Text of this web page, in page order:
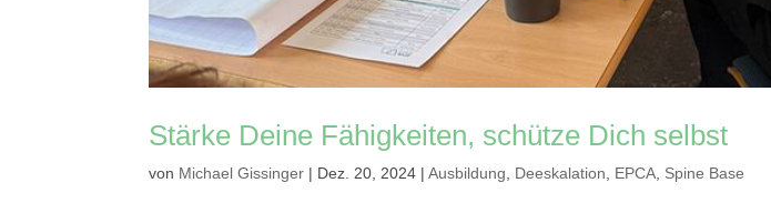
Stärke Deine Fähigkeiten, schütze Dich selbst
von Michael Gissinger | Dez. 20, 2024 |Ausbildung, Deeskalation, EPCA, Spine Base